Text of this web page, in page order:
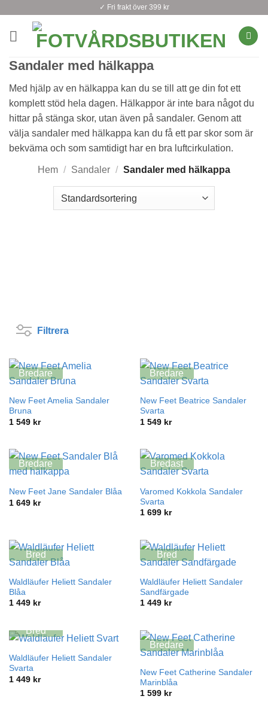
✓ Fri frakt över 399 kr
Sandaler med hälkappa
Med hjälp av en hälkappa kan du se till att ge din fot ett
komplett stöd hela dagen. Hälkappor är inte bara något du
hittar på stänga skor, utan även på sandaler. Genom att
välja sandaler med hälkappa kan du få ett par skor som är
bekväma och som samtidigt har en bra luftcirkulation.
Hem / Sandaler / Sandaler med hälkappa
Filtrera
Bredare
New Feet Amelia Sandaler
Bruna
1 549 kr
Bredare
New Feet Beatrice Sandaler
Svarta
1 549 kr
Bredare
New Feet Jane Sandaler Blåa
1 649 kr
Bredast
Varomed Kokkola Sandaler
Svarta
1 699 kr
Bred
Waldläufer Heliett Sandaler
Blåa
1 449 kr
Bred
Waldläufer Heliett Sandaler
Sandfärgade
1 449 kr
Bred
Waldläufer Heliett Sandaler
Svarta
1 449 kr
Bredare
New Feet Catherine Sandaler
Marinblåa
1 599 kr